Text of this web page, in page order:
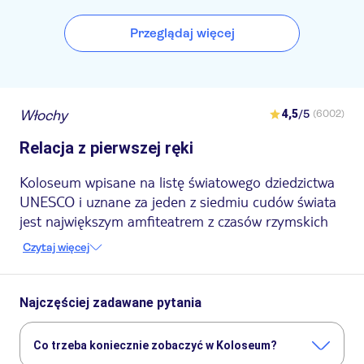
OCEANIA
Hotel Acropoli
Hotel Centro Cavour
Hotel Farini
B&B Hotel Roma San Lorenzo
Termini
Portfolio Hotel
Floris Hotel
Przeglądaj więcej
Włochy 4,5/5 (6002)
Relacja z pierwszej ręki
Koloseum wpisane na listę światowego dziedzictwa
UNESCO i uznane za jeden z siedmiu cudów świata
jest największym amfiteatrem z czasów rzymskich
na świecie. Zabytek znajduje się w samym sercu
i stanowi obowiązkową atrakcję oraz
symbol Wiecznego Miasta.
Koloseum, pierwotnie znane jako amfiteatr
Flawiuszów, zostało zbudowane w latach 70-72
naszej ery na polecenie cesarza Wespazjana. Po
wybudowaniu to architektoniczne arcydzieło stało
Czytaj więcej
Najczęściej zadawane pytania
Co trzeba koniecznie zobaczyć w Koloseum?